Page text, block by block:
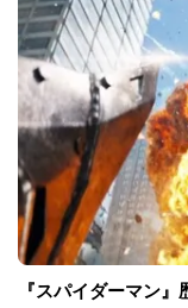
『スパイダーマン